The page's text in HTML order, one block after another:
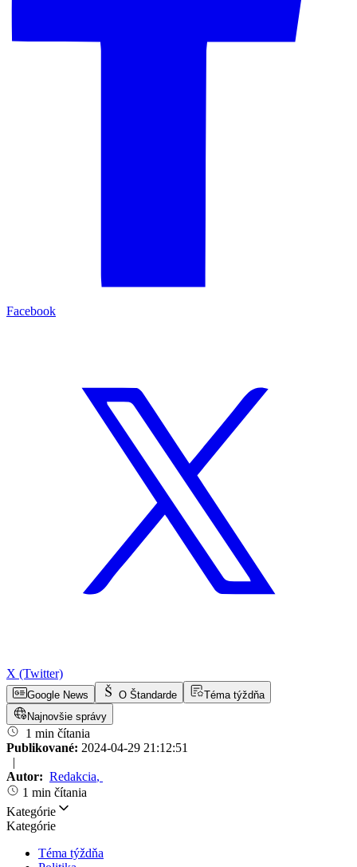
Facebook
X (Twitter)
Google News O Štandarde
Téma týždňa
Najnovšie správy
1 min čítania
Publikované: 2024-04-29 21:12:51
|
Autor: Redakcia,
1 min čítania
Kategórie
Kategórie
Téma týždňa